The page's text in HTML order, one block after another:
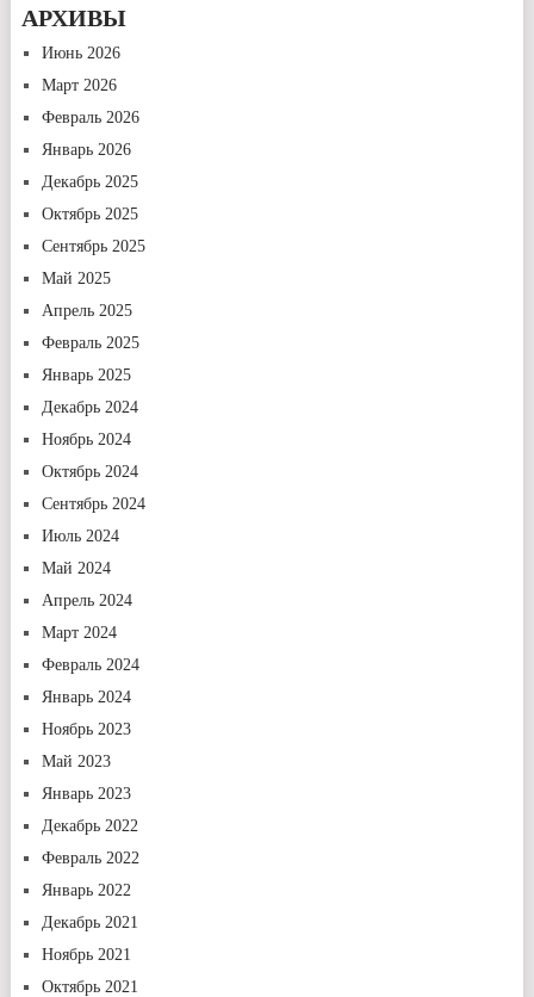
АРХИВЫ
Июнь 2026
Март 2026
Февраль 2026
Январь 2026
Декабрь 2025
Октябрь 2025
Сентябрь 2025
Май 2025
Апрель 2025
Февраль 2025
Январь 2025
Декабрь 2024
Ноябрь 2024
Октябрь 2024
Сентябрь 2024
Июль 2024
Май 2024
Апрель 2024
Март 2024
Февраль 2024
Январь 2024
Ноябрь 2023
Май 2023
Январь 2023
Декабрь 2022
Февраль 2022
Январь 2022
Декабрь 2021
Ноябрь 2021
Октябрь 2021